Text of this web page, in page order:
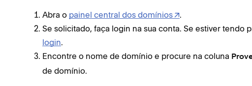
Abra o painel central dos domínios
.
Se solicitado, faça login na sua conta. Se estiver tendo
login.
Encontre o nome de domínio e procure na coluna
de domínio.